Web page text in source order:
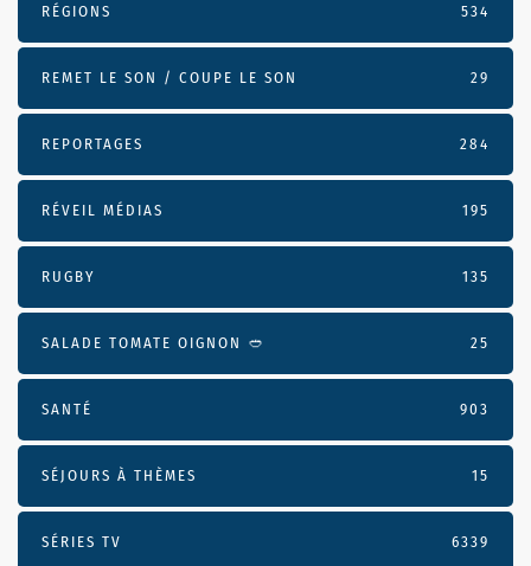
RÉGIONS 534
REMET LE SON / COUPE LE SON 29
REPORTAGES 284
RÉVEIL MÉDIAS 195
RUGBY 135
SALADE TOMATE OIGNON 🥙 25
SANTÉ 903
SÉJOURS À THÈMES 15
SÉRIES TV 6339